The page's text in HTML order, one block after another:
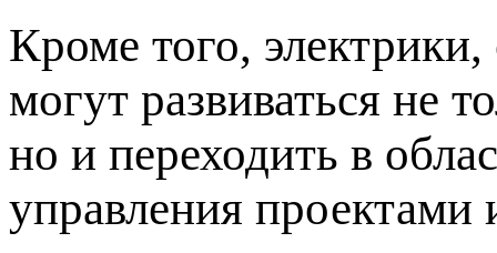
Кроме того,
могут развиваться не
но и переходить в
управления проектами